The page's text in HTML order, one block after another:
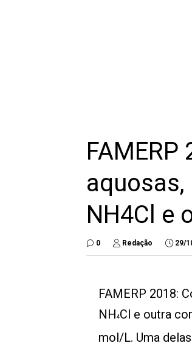
aquosas,
NH4Cl e
0 Redação 29/
FAMERP 2018:
NH 4Cl e outra
mol/L. Uma